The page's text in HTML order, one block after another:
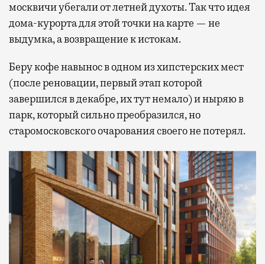
москвичи убегали от летней духоты. Так что идея
дома-курорта для этой точки на карте — не
выдумка, а возвращение к истокам.
Беру кофе навынос в одном из хипстерских мест
(после реновации, первый этап которой
завершился в декабре, их тут немало) и ныряю в
парк, который сильно преобразился, но
старомосковского очарования своего не потерял.